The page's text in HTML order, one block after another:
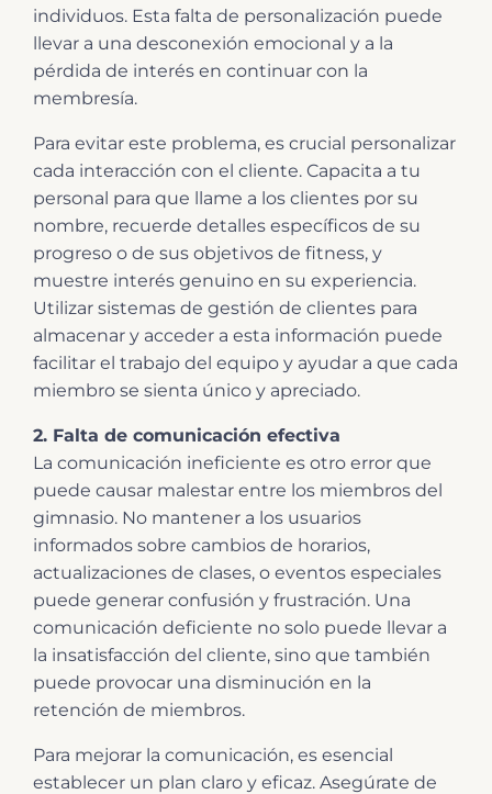
individuos. Esta falta de personalización puede
llevar a una desconexión emocional y a la
pérdida de interés en continuar con la
membresía.
Para evitar este problema, es crucial personalizar
cada interacción con el cliente. Capacita a tu
personal para que llame a los clientes por su
nombre, recuerde detalles específicos de su
progreso o de sus objetivos de fitness, y
muestre interés genuino en su experiencia.
Utilizar sistemas de gestión de clientes para
almacenar y acceder a esta información puede
facilitar el trabajo del equipo y ayudar a que cada
miembro se sienta único y apreciado.
2. Falta de comunicación efectiva
La comunicación ineficiente es otro error que
puede causar malestar entre los miembros del
gimnasio. No mantener a los usuarios
informados sobre cambios de horarios,
actualizaciones de clases, o eventos especiales
puede generar confusión y frustración. Una
comunicación deficiente no solo puede llevar a
la insatisfacción del cliente, sino que también
puede provocar una disminución en la
retención de miembros.
Para mejorar la comunicación, es esencial
establecer un plan claro y eficaz. Asegúrate de